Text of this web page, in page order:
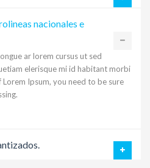
nacionales e
ar lorem cursus ut sed
elerisque mi id habitant morbi
Ipsum, you need to be sure